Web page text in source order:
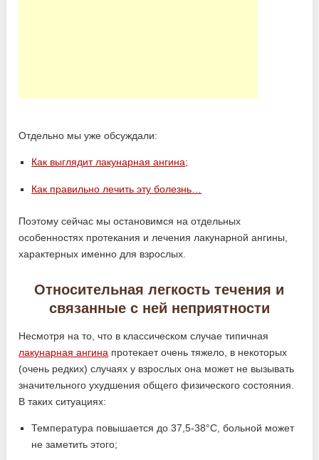
Отдельно мы уже обсуждали:
Как выглядит лакунарная ангина;
Как правильно лечить эту болезнь…
Поэтому сейчас мы остановимся на отдельных
особенностях протекания и лечения лакунарной ангины,
характерных именно для взрослых.
Относительная легкость течения и
связанные с ней неприятности
Несмотря на то, что в классическом случае типичная
лакунарная ангина протекает очень тяжело, в некоторых
(очень редких) случаях у взрослых она может не вызывать
значительного ухудшения общего физического состояния.
В таких ситуациях:
Температура повышается до 37,5-38°С, больной может
не заметить этого;